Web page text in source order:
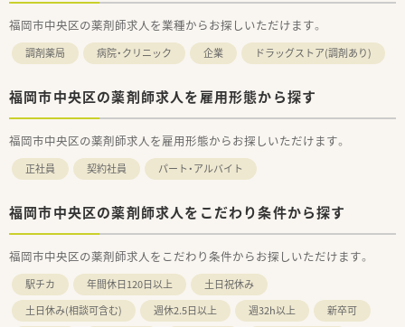
福岡市中央区の薬剤師求人を業種からお探しいただけます。
調剤薬局 病院・クリニック 企業 ドラッグストア(調剤あり)
福岡市中央区の薬剤師求人を雇用形態から探す
福岡市中央区の薬剤師求人を雇用形態からお探しいただけます。
正社員 契約社員 パート・アルバイト
福岡市中央区の薬剤師求人をこだわり条件から探す
福岡市中央区の薬剤師求人をこだわり条件からお探しいただけます。
駅チカ 年間休日120日以上
土日祝休み
土日休み(相談可含む)
週休2.5日以上 週32h以上
新卒可